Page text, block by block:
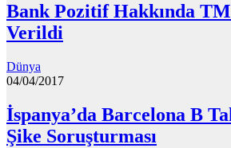
Bank Pozitif Hakkında
Verildi
Dünya
04/04/2017
İspanya’da Barcelona B
Şike Soruşturması